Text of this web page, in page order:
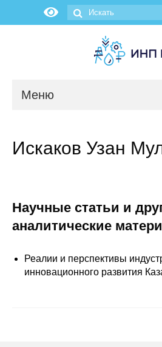
Меню
Научные подразделения
Сотрудники
Искаков Узан
Научные статьи и
аналитические
Реалии и перспективы
инновационного развития